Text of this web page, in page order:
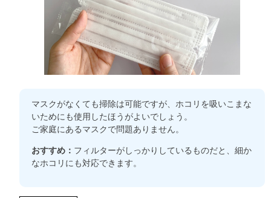
マスクがなくても掃除は可能ですが、ホコリを吸いこまな
いためにも使用したほうがよいでしょう。
ご家庭にあるマスクで問題ありません。
おすすめ： フィルターがしっかりしているものだと、細か
なホコリにも対応できます。